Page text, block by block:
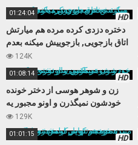
HD
01:24:04
دختره دزدی کرده مرده هم میارتش
اتاق بازجویی, بازجوییش میکنه بعدم
مجبورش میکنه کوس بده
124K
HD
01:08:14
زن و شوهر هوسی از دختر خونده
خودشون نمیگذرن و اونو مجبور یه
سکس سه نفره میکنن
129K
HD
01:01:15